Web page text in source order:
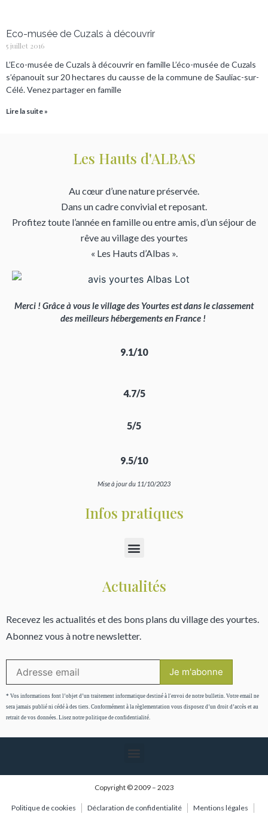
Eco-musée de Cuzals à découvrir
5 juillet 2016
L’Eco-musée de Cuzals à découvrir en famille L’éco-musée de Cuzals
s’épanouit sur 20 hectares du causse de la commune de Sauliac-sur-
Célé. Venez partager en famille
Lire la suite »
Les Hauts d'ALBAS
Au cœur d’une nature préservée.
Dans un cadre convivial et reposant.
Profitez toute l’année en famille ou entre amis, d’un séjour de
rêve au village des yourtes
« Les Hauts d’Albas ».
Merci ! Grâce à vous le village des Yourtes est dans le classement
des meilleurs hébergements en France !
9.1/10
4.7/5
5/5
9.5/10
Mise à jour du 11/10/2023
Infos pratiques
Actualités
Recevez les actualités et des bons plans du village des yourtes.
Abonnez vous à notre newsletter.
* Vos informations font l’objet d’un traitement informatique destiné à l'envoi de notre bulletin. Votre email ne
sera jamais publié ni cédé à des tiers. Conformément à la règlementation vous disposez d’un droit d’accès et au
retrait de vos données. Lisez notre politique de confidentialité.
Copyright © 2009 – 2023
Politique de cookies Déclaration de confidentialité Mentions légales